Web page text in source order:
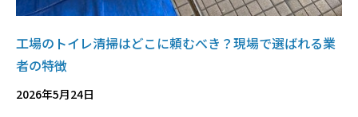
工場のトイレ清掃はどこに頼むべき？現場で選ばれる業
者の特徴
2026年5月24日